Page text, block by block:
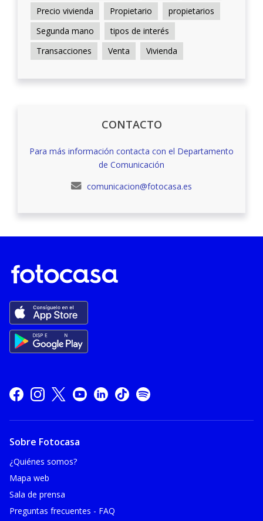
Precio vivienda
Propietario
propietarios
Segunda mano
tipos de interés
Transacciones
Venta Vivienda
CONTACTO
Para más información contacta con el Departamento
de Comunicación
comunicacion@fotocasa.es
Sobre Fotocasa
¿Quiénes somos?
Mapa web
Sala de prensa
Preguntas frecuentes - FAQ